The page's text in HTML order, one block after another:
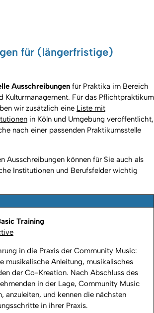
für (längerfristige)
Ausschreibungen für Praktika im Bereich
Kulturmanagement. Für das Pflichtpraktikum
wir zusätzlich eine Liste mit
in Köln und Umgebung veröffentlicht,
nach einer passenden Praktikumsstelle
Ausschreibungen können für Sie auch als
Institutionen und Berufsfelder wichtig
Training
in die Praxis der Community Music:
musikalische Anleitung, musikalisches
der Co-Kreation. Nach Abschluss des
in der Lage, Community Music
anzuleiten, und kennen die nächsten
in ihrer Praxis.